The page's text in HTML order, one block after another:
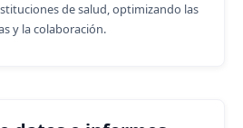
de salud, optimizando las
y la colaboración.